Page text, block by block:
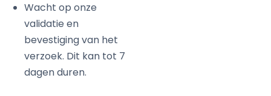
Wacht op onze
validatie en
bevestiging van het
verzoek. Dit kan tot 7
dagen duren.